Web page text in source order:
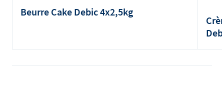
Beurre Cake Debic 4x2,5kg